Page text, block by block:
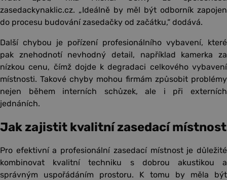
zasedackynaklic.cz. „Ideálně by měl být odborník zapojen
do procesu budování zasedačky od začátku,“ dodává.
Další chybou je pořízení profesionálního vybavení, které
pak znehodnotí nevhodný detail, například kamerka za
nízkou cenu, čímž dojde k degradaci celkového vybavení
místnosti. Takové chyby mohou firmám způsobit problémy
nejen během interních schůzek, ale i při externích
jednáních.
Jak zajistit kvalitní zasedací místnost
Pro efektivní a profesionální zasedací místnost je důležité
kombinovat kvalitní techniku s dobrou akustikou a
správným uspořádáním prostoru. K tomu by měla být